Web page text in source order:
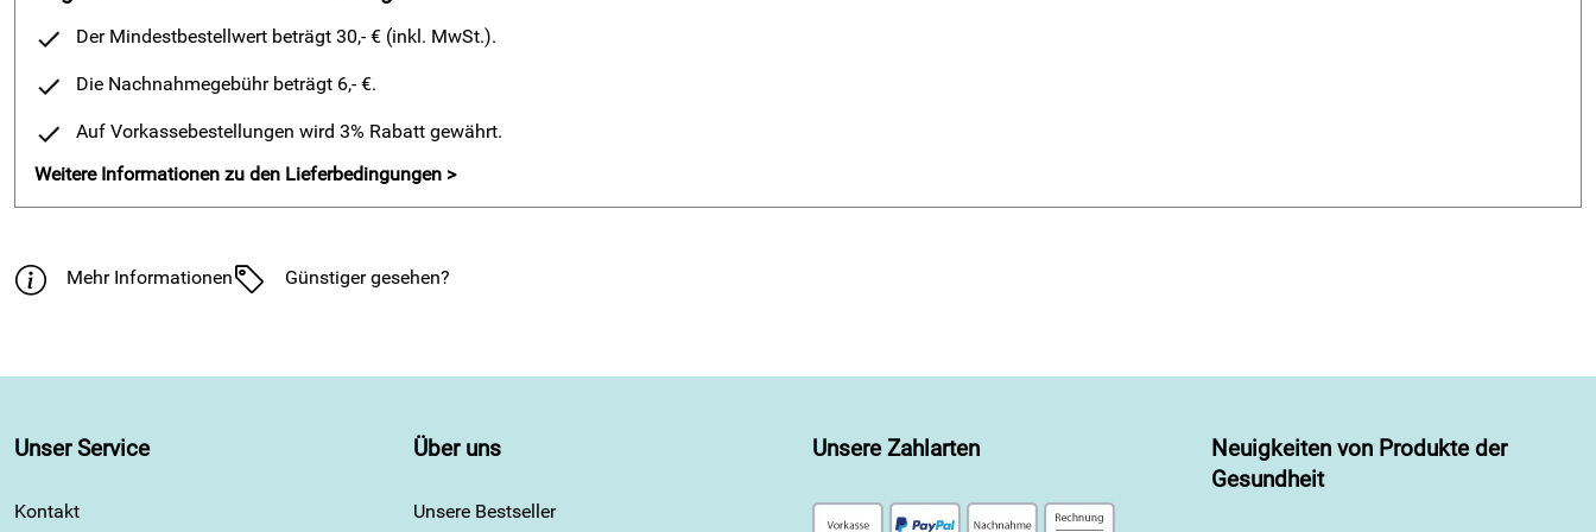
Der Mindestbestellwert beträgt 30,- € (inkl. MwSt.).
Die Nachnahmegebühr beträgt 6,- €.
Auf Vorkassebestellungen wird 3% Rabatt gewährt.
Weitere Informationen zu den Lieferbedingungen >
Mehr Informationen Günstiger gesehen?
Unser Service
Kontakt
Über uns
Unsere Bestseller
Unsere Zahlarten
Neuigkeiten von Produkte der
Gesundheit